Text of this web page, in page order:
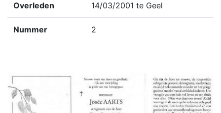
Overleden 14/03/2001 te Geel
Nummer 2